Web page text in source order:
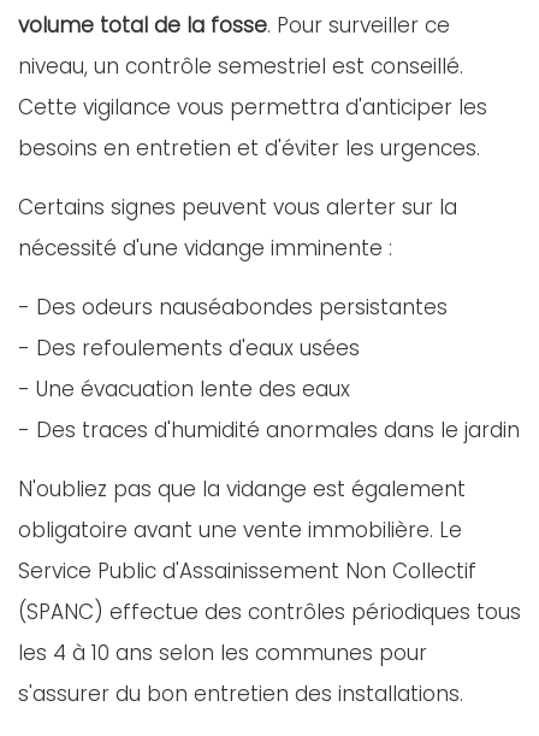
volume total de la fosse. Pour surveiller ce
niveau, un contrôle semestriel est conseillé.
Cette vigilance vous permettra d'anticiper les
besoins en entretien et d'éviter les urgences.
Certains signes peuvent vous alerter sur la
nécessité d'une vidange imminente :
- Des odeurs nauséabondes persistantes
- Des refoulements d'eaux usées
- Une évacuation lente des eaux
- Des traces d'humidité anormales dans le jardin
N'oubliez pas que la vidange est également
obligatoire avant une vente immobilière. Le
Service Public d'Assainissement Non Collectif
(SPANC) effectue des contrôles périodiques tous
les 4 à 10 ans selon les communes pour
s'assurer du bon entretien des installations.